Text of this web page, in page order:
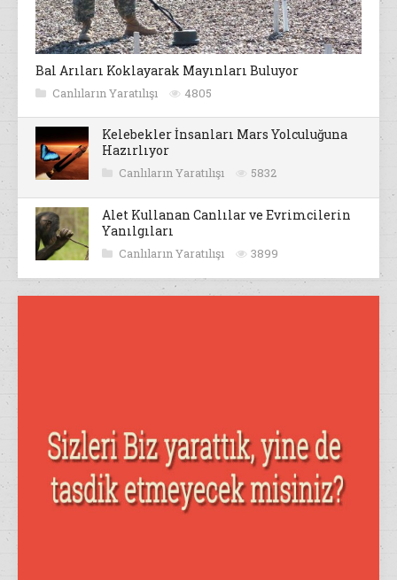
Bal Arıları Koklayarak Mayınları Buluyor
Canlıların Yaratılışı 4805
Kelebekler İnsanları Mars Yolculuğuna
Hazırlıyor
Canlıların Yaratılışı 5832
Alet Kullanan Canlılar ve Evrimcilerin
Yanılgıları
Canlıların Yaratılışı 3899